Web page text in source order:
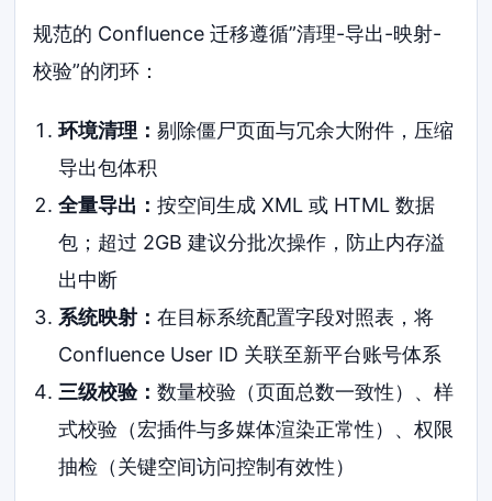
规范的 Confluence 迁移遵循”清理-导出-映射-
校验”的闭环：
环境清理： 剔除僵尸页面与冗余大附件，压缩
导出包体积
全量导出： 按空间生成 XML 或 HTML 数据
包；超过 2GB 建议分批次操作，防止内存溢
出中断
系统映射： 在目标系统配置字段对照表，将
Confluence User ID 关联至新平台账号体系
三级校验： 数量校验（页面总数一致性）、样
式校验（宏插件与多媒体渲染正常性）、权限
抽检（关键空间访问控制有效性）